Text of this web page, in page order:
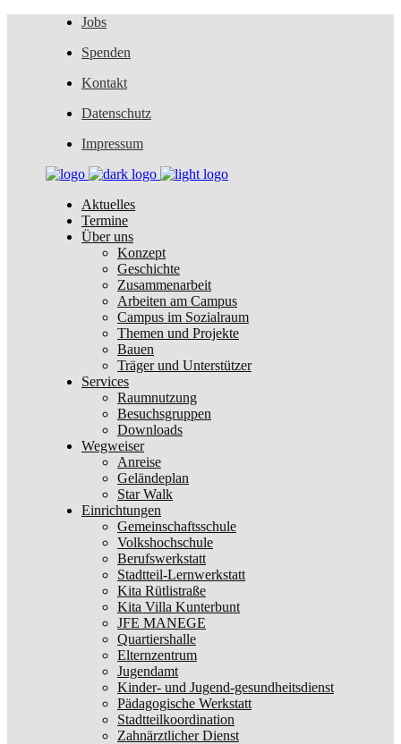
Jobs
Spenden
Kontakt
Datenschutz
Impressum
Aktuelles
Termine
Über uns
Konzept
Geschichte
Zusammenarbeit
Arbeiten am Campus
Campus im Sozialraum
Themen und Projekte
Bauen
Träger und Unterstützer
Services
Raumnutzung
Besuchsgruppen
Downloads
Wegweiser
Anreise
Geländeplan
Star Walk
Einrichtungen
Gemeinschaftsschule
Volkshochschule
Berufswerkstatt
Stadtteil-Lernwerkstatt
Kita Rütlistraße
Kita Villa Kunterbunt
JFE MANEGE
Quartiershalle
Elternzentrum
Jugendamt
Kinder- und Jugend-gesundheitsdienst
Pädagogische Werkstatt
Stadtteilkoordination
Zahnärztlicher Dienst